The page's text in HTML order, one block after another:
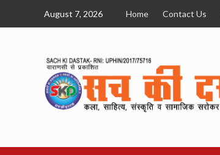
August 7, 2026 Home Contact Us